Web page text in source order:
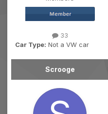
33
Car Type: Not a VW car
Scrooge